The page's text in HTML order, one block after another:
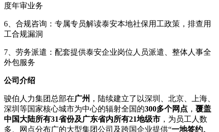
度年审业务
6、合规咨询：专属专员解读泰安本地社保用工政策，排查用
工合规漏洞
7、劳务派遣：配套提供泰安企业岗位人员派遣、整体人事全
外包服务
公司介绍
骏伯人力集团总部在广州 ，陆续建立了以深圳、北京、上海、
深圳等国家核心城市为中心的辐射全国的300多个网点 ， 覆盖
中国大陆所有31省份及广东省内所有21地级市 ，为员工人数
多、网点分布广的大型集团公司及跨国企业提供“一地签约、